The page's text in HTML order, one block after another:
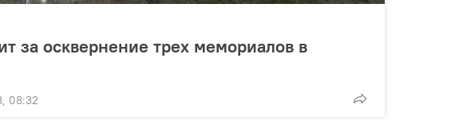
за осквернение трех мемориалов в
08:32